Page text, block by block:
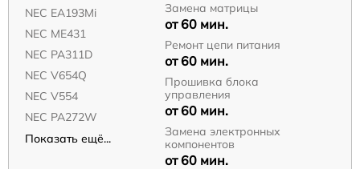
NEC EA193Mi
NEC ME431
NEC PA311D
NEC V654Q
NEC V554
NEC PA272W
Показать ещё...
Замена матрицы
от 60 мин.
Ремонт цепи питания
от 60 мин.
Прошивка блока
управления
от 60 мин.
Замена электронных
компонентов
от 60 мин.